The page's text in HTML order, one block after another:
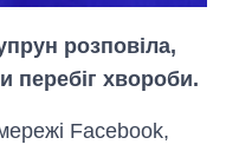
розповіла,
перебіг хвороби.
Facebook,